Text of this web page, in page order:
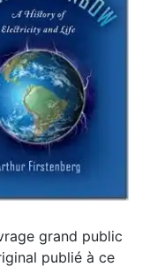
grand public
publié à ce